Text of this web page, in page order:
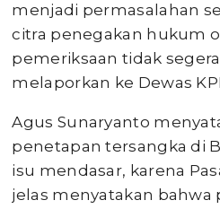
menjadi permasalahan
citra penegakan hukum
pemeriksaan tidak
melaporkan ke Dewas
Agus Sunaryanto
penetapan tersangka di
isu mendasar, karena
jelas menyatakan bahwa